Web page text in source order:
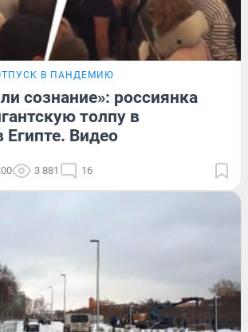
В ПАНДЕМИЮ
сознание»: россиянка
толпу в
Египте. Видео
3 881 16